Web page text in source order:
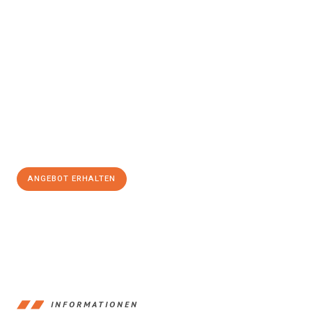
ANGEBOT ERHALTEN
INFORMATIONEN